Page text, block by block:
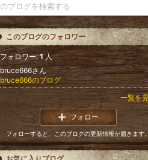
このブログのフォロワー
フォロワー:1人
bruce666さん
bruce666のブログ
一覧を
フォロー
フォローすると、このブログの更新情報が届きます